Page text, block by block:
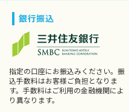
銀行振込
指定の口座にお振込みください。振
込手数料はお客様ご負担となりま
す。手数料はご利用の金融機関によ
り異なります。